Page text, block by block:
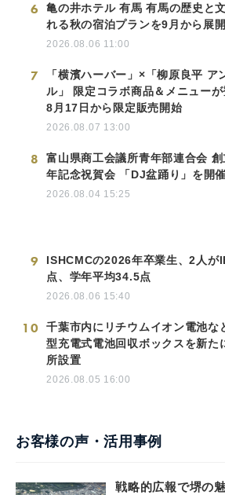
6
亀の井ホテル 有馬 有馬の歴史と
れる秋の宿泊プランを9月から展開
2026.08.06 11:00
7
「横濱ハーバー」×「柳原良平 ア
ル」 限定コラボ商品＆メニュー
8月17日から限定販売開始
2026.08.07 13:00
8
富山県商工会議所青年部連合会 創
年記念祝賀会 「DJ盆踊り」を開
2026.08.04 15:25
9
ISHCMCの2026年卒業生、2人が
点、学年平均34.5点
2026.08.06 15:40
10
千葉市内にリチウムイオン電池な
型充電式電池回収ボックスを新た
所設置
2026.08.05 16:00
お客様の声・活用事例
戦略的広報で堺の